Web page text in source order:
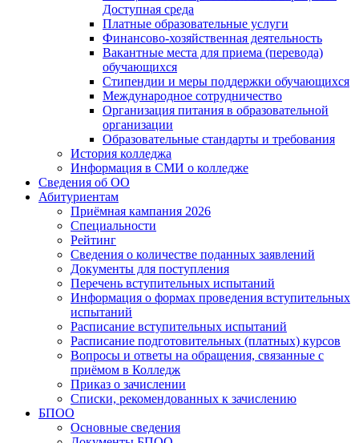
Доступная среда
Платные образовательные услуги
Финансово-хозяйственная деятельность
Вакантные места для приема (перевода)
обучающихся
Стипендии и меры поддержки обучающихся
Международное сотрудничество
Организация питания в образовательной
организации
Образовательные стандарты и требования
История колледжа
Информация в СМИ о колледже
Сведения об ОО
Абитуриентам
Приёмная кампания 2026
Специальности
Рейтинг
Сведения о количестве поданных заявлений
Документы для поступления
Перечень вступительных испытаний
Информация о формах проведения вступительных
испытаний
Расписание вступительных испытаний
Расписание подготовительных (платных) курсов
Вопросы и ответы на обращения, связанные с
приёмом в Колледж
Приказ о зачислении
Списки, рекомендованных к зачислению
БПОО
Основные сведения